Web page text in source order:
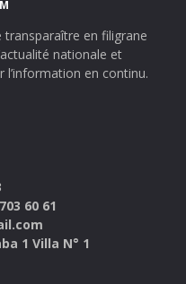
en filigrane
nationale et
en continu.
60 61
1 Villa N° 1